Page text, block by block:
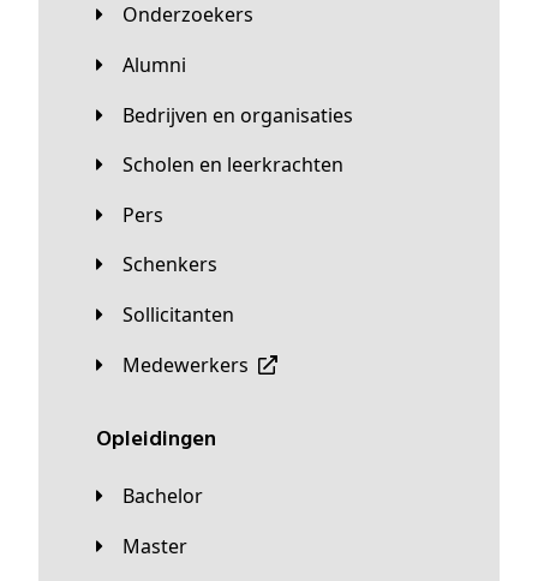
Onderzoekers
Alumni
Bedrijven en organisaties
Scholen en leerkrachten
Pers
Schenkers
Sollicitanten
Medewerkers
Opleidingen
Bachelor
Master